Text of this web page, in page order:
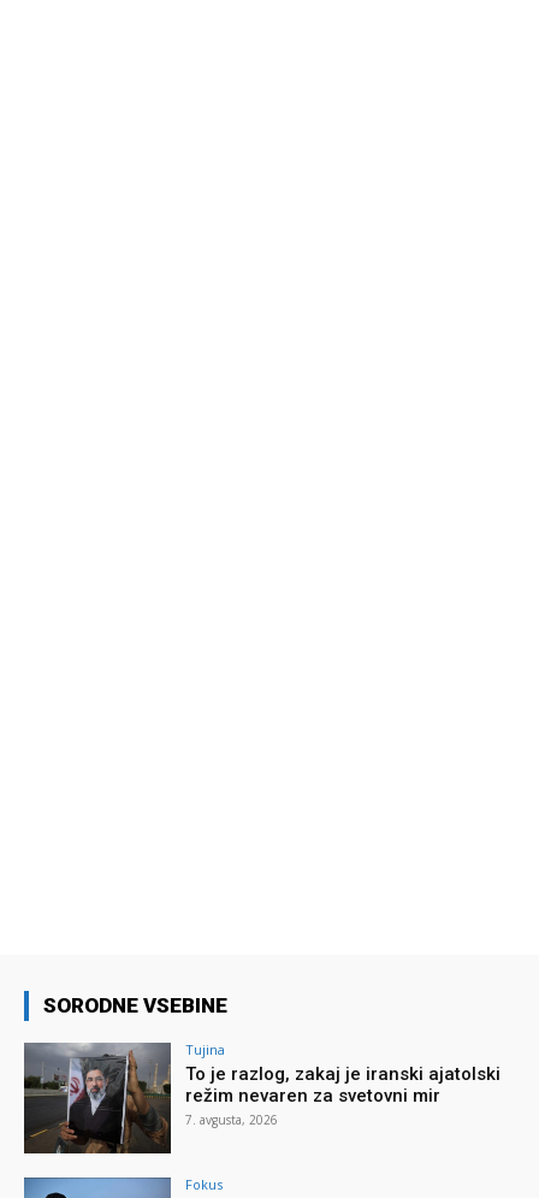
SORODNE VSEBINE
Tujina
To je razlog, zakaj je iranski ajatolski
režim nevaren za svetovni mir
7. avgusta, 2026
Fokus